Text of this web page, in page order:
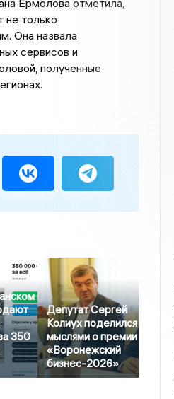
Ермолова отметила,
не только
Она назвала
сервисов и
полученные
350
Депутат Сергей
Колиух поделился
мыслями о премии
«Воронежский
бизнес-2026»